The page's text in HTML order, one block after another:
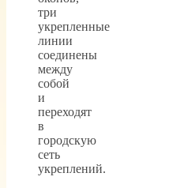
три
укрепленные
линии
соединены
между
собой
и
переходят
в
городскую
сеть
укреплений.